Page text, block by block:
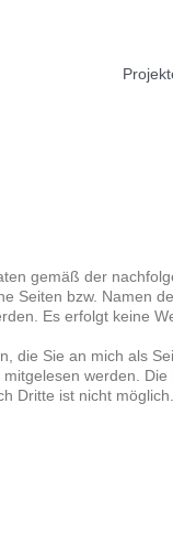
gemäß der
Seiten bzw. Namen
Es erfolgt keine
die Sie an mich als
werden.
Dritte ist nicht möglich.